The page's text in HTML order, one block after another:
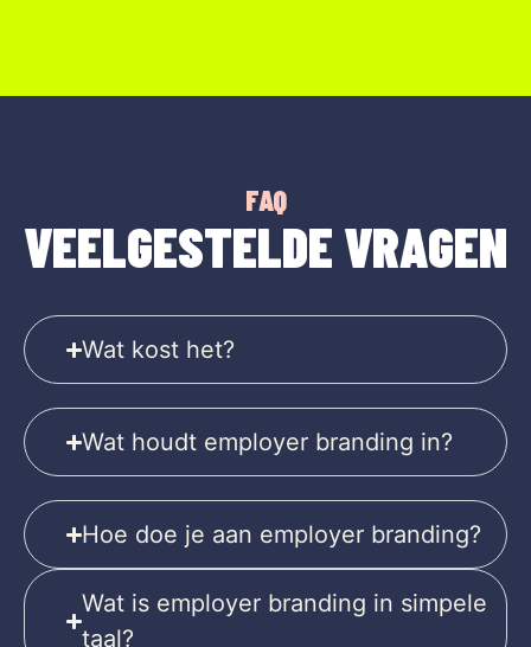
FAQ
VEELGESTELDE VRAGEN
Wat kost het?
Wat houdt employer branding in?
Hoe doe je aan employer branding?
Wat is employer branding in simpele
taal?